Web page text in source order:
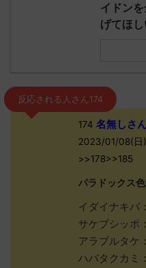
イドン
げてほ
反応される人さん174
174 名無しさ
2023/01/08(日
>>178>>185
パラドックス
イダイナキバ
サケブシッポ
アラブルタケ
ハバタクカミ